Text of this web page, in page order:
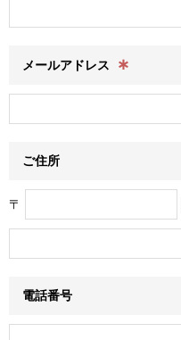
メールアドレス ∗
ご住所
〒
電話番号